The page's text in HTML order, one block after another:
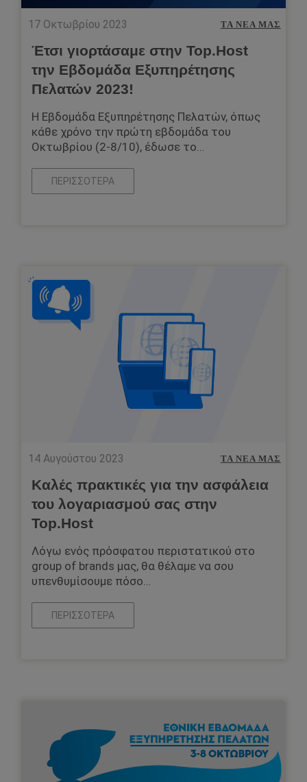
17 Οκτωβρίου 2023 ΤΑ ΝΈΑ ΜΑΣ
Έτσι γιορτάσαμε στην Top.Host
την Εβδομάδα Εξυπηρέτησης
Πελατών 2023!
Η Εβδομάδα Εξυπηρέτησης Πελατών, όπως
κάθε χρόνο την πρώτη εβδομάδα του
Οκτωβρίου (2-8/10), έδωσε το…
ΠΕΡΙΣΣΌΤΕΡΑ
14 Αυγούστου 2023 ΤΑ ΝΈΑ ΜΑΣ
Καλές πρακτικές για την ασφάλεια
του λογαριασμού σας στην
Top.Host
Λόγω ενός πρόσφατου περιστατικού στο
group of brands μας, θα θέλαμε να σου
υπενθυμίσουμε πόσο…
ΠΕΡΙΣΣΌΤΕΡΑ